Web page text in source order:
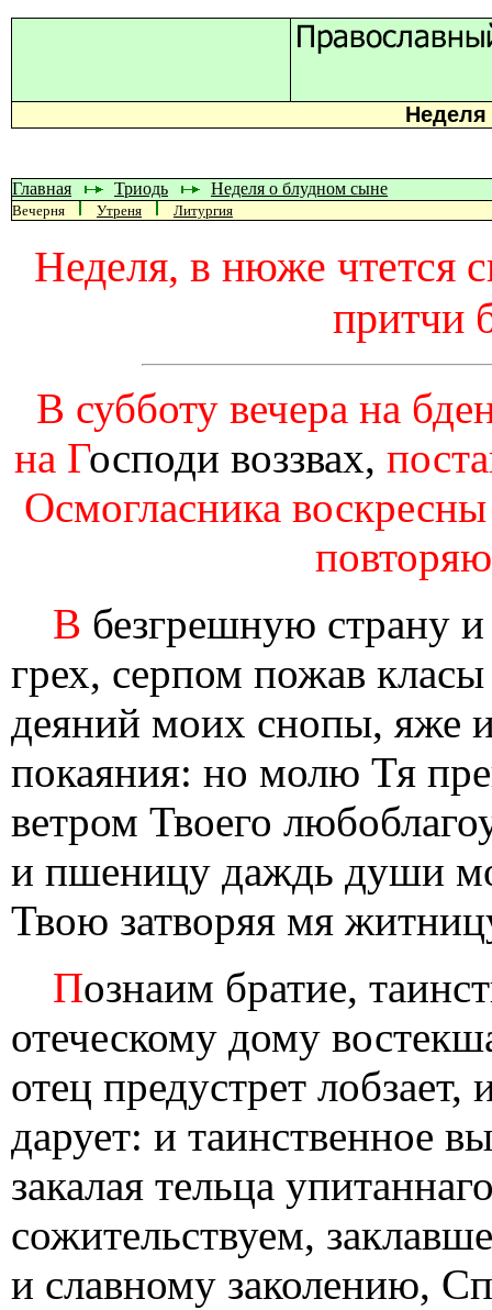
Главная Триодь Неделя о блудном сыне
Вечерня Утреня Литургия
Неделя, в нюже чтется
притчи
В субботу вечера на
на Господи воззвах,
Осмогласника
В безгрешную страну
грех, серпом пожав
деяний моих снопы, яже
покаяния: но молю Тя
ветром Твоего
и пшеницу даждь души
Твою затворяя мя
Познаим братие,
отеческому дому
отец предустрет
дарует: и таинственное
закалая тельца
сожительствуем,
и славному заколению,